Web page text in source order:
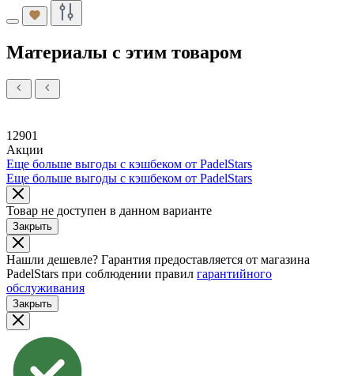
Материалы с этим товаром
12901
Акции
Еще больше выгоды с кэшбеком от PadelStars
Еще больше выгоды с кэшбеком от PadelStars
Товар не доступен в данном варианте
Закрыть
Нашли дешевле? Гарантия предоставляется от магазина
PadelStars при соблюдении правил гарантийного
обслуживания
Закрыть